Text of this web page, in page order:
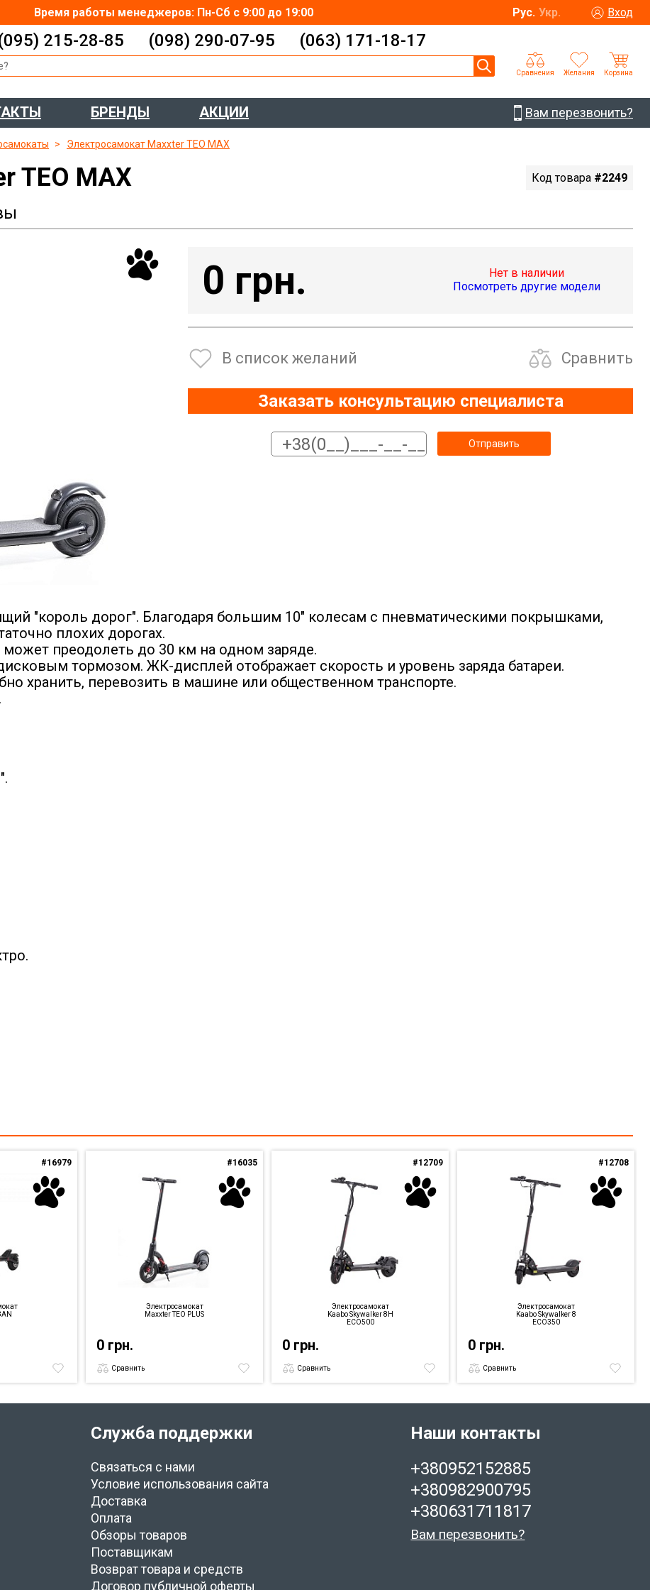
Время работы менеджеров: Пн-Сб с 9:00 до 19:00 Рус. Укр. Вход
215-28-85 (098) 290-07-95 (063) 171-18-17
Сравнения Желания Корзина
БРЕНДЫ АКЦИИ Вам перезвонить?
Электросамокат Maxxter TEO MAX
TEO MAX Код товара #2249
0 грн.
Нет в наличии
Посмотреть другие модели
В список желаний Сравнить
Заказать консультацию специалиста
"король дорог". Благодаря большим 10" колесам с пневматическими покрышками,
плохих дорогах.
преодолеть до 30 км на одном заряде.
тормозом. ЖК-дисплей отображает скорость и уровень заряда батареи.
хранить, перевозить в машине или общественном транспорте.
#16979 #16035
Электросамокат
Maxxter TEO PLUS
0 грн.
Сравнить
#12709
Электросамокат
Kaabo Skywalker 8H
ECO500
0 грн.
Сравнить
#12708
Электросамокат
Kaabo Skywalker 8
ECO350
0 грн.
Сравнить
Служба поддержки
Связаться с нами
Условие использования сайта
Доставка
Оплата
Обзоры товаров
Поставщикам
Возврат товара и средств
Договор публичной оферты
Наши контакты
+380952152885
+380982900795
+380631711817
Вам перезвонить?